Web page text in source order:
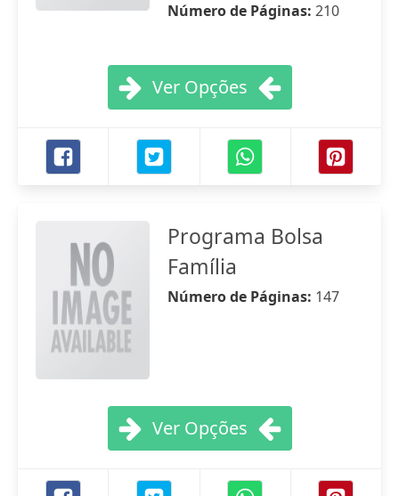
Número de Páginas: 210
Ver Opções
Programa Bolsa
Família
Número de Páginas: 147
Ver Opções